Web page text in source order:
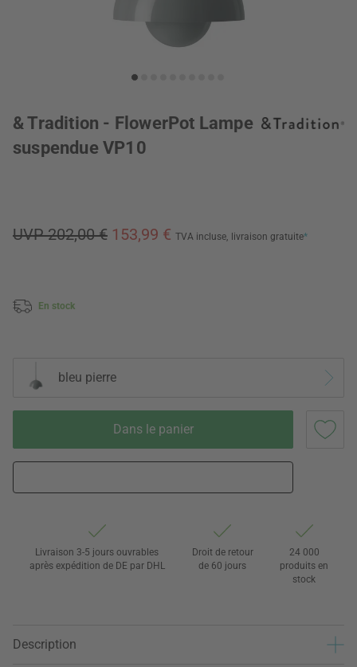
& Tradition - FlowerPot Lampe
suspendue VP10
UVP 202,00 € 153,99 € TVA incluse, livraison gratuite*
En stock
bleu pierre
Dans le panier
Livraison 3-5 jours ouvrables
après expédition de DE par DHL
Droit de retour
de 60 jours
24 000
produits en
stock
Description